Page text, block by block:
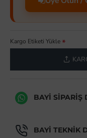
Kargo Etiketi Yükle
BAYI SIPARIŞ
BAYI TEKNIK